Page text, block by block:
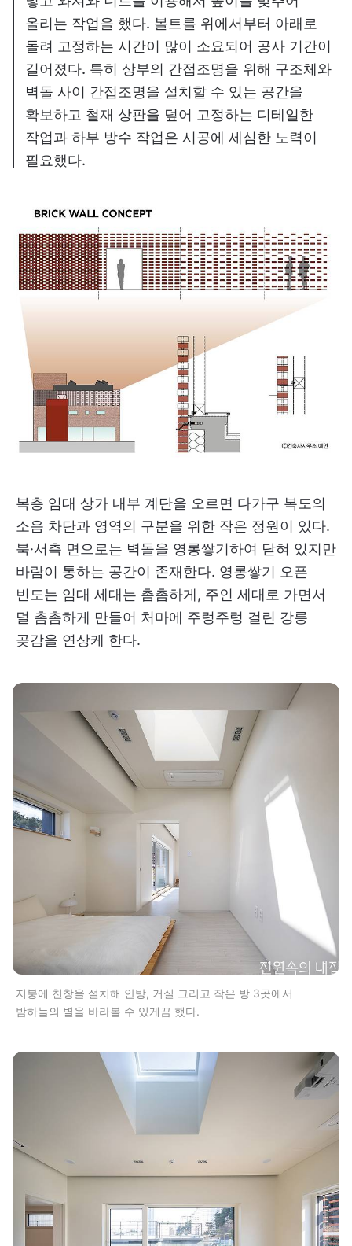
올리는 작업을 했다. 볼트를 위에서부터 아래로
돌려 고정하는 시간이 많이 소요되어 공사 기간이
길어졌다. 특히 상부의 간접조명을 위해 구조체와
벽돌 사이 간접조명을 설치할 수 있는 공간을
확보하고 철재 상판을 덮어 고정하는 디테일한
작업과 하부 방수 작업은 시공에 세심한 노력이
필요했다.
복층 임대 상가 내부 계단을 오르면 다가구 복도의
소음 차단과 영역의 구분을 위한 작은 정원이 있다.
북·서측 면으로는 벽돌을 영롱쌓기하여 닫혀 있지만
바람이 통하는 공간이 존재한다. 영롱쌓기 오픈
빈도는 임대 세대는 촘촘하게, 주인 세대로 가면서
덜 촘촘하게 만들어 처마에 주렁주렁 걸린 강릉
곶감을 연상케 한다.
지붕에 천창을 설치해 안방, 거실 그리고 작은 방 3곳에서
밤하늘의 별을 바라볼 수 있게끔 했다.